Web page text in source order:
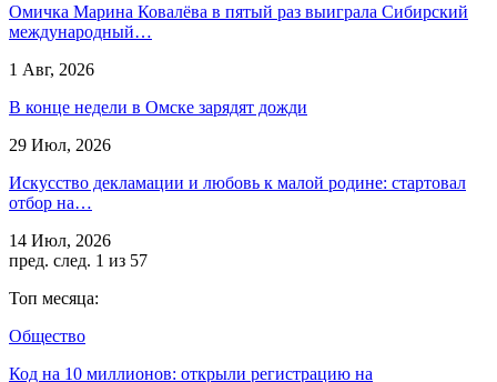
Омичка Марина Ковалёва в пятый раз выиграла Сибирский
международный…
1 Авг, 2026
В конце недели в Омске зарядят дожди
29 Июл, 2026
Искусство декламации и любовь к малой родине: стартовал
отбор на…
14 Июл, 2026
пред. след. 1 из 57
Топ месяца:
Общество
Код на 10 миллионов: открыли регистрацию на